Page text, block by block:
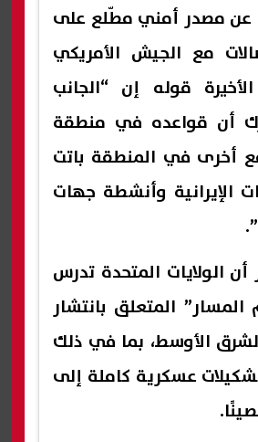
عن مصدر أمني مطّلع على
مع الجيش الأمريكي
قوله إن “الجانب
أن قواعده في منطقة
أخرى في المنطقة باتت
الإيرانية وأنشطة جهات
الولايات المتحدة تدرس
المسار” المتعلق بانتشار
الأوسط، بما في ذلك
عسكرية كاملة إلى